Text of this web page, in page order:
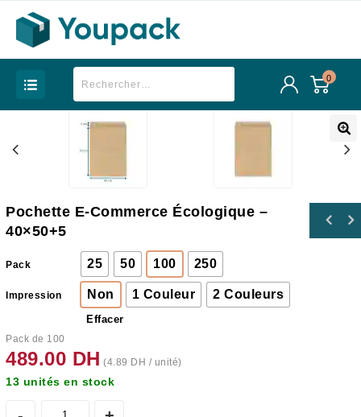
0
Pochette E-Commerce Écologique –
40×50+5
Pack 25 50 100 250
Impression Non 1 Couleur 2 Couleurs
Effacer
Pack de 100
489.00 DH (4.89 DH / unité)
13 unités en stock